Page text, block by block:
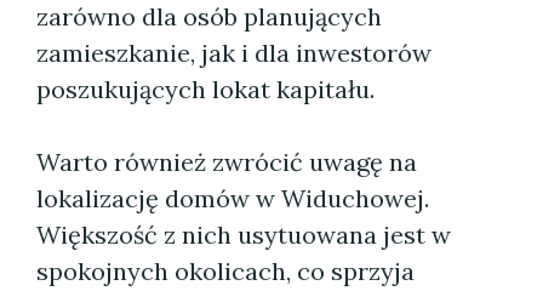
zarówno dla osób planujących
zamieszkanie, jak i dla inwestorów
poszukujących lokat kapitału.
Warto również zwrócić uwagę na
lokalizację domów w Widuchowej.
Większość z nich usytuowana jest w
spokojnych okolicach, co sprzyja